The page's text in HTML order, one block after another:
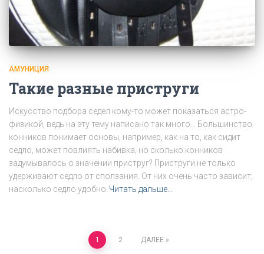
АМУНИЦИЯ
Такие разные приструги
Искусство подбора седел кому-то может показаться астро-
физикой, ведь на эту тему написано так много… Большинство
конников понимает основы, например, как на то, как сидит
седло, может повлиять набивка, но сколько конников
задумывалось о значении приструг? Приструги не только
удерживают седло от сползания. От них очень часто зависит,
насколько седло удобно Читать дальше…
Пагинация 1 2 ДАЛЕЕ